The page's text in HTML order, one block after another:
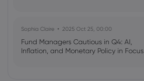
Sophia Claire 2025 Oct 25, 00:00
Fund Managers Cautious in Q4: AI,
Inflation, and Monetary Policy in Focus